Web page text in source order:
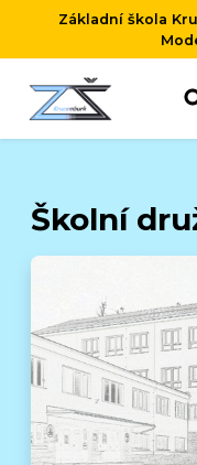
Základní škola
Školní